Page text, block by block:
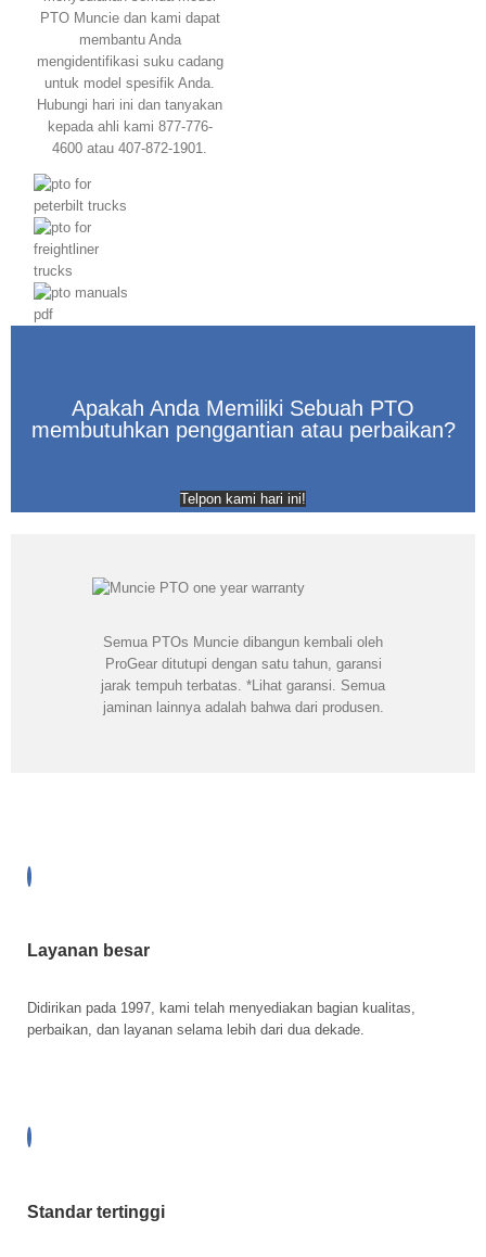
PTO Muncie dan kami dapat
membantu Anda
mengidentifikasi suku cadang
untuk model spesifik Anda.
Hubungi hari ini dan tanyakan
kepada ahli kami 877-776-
4600 atau 407-872-1901.
Apakah Anda Memiliki Sebuah PTO
membutuhkan penggantian atau perbaikan?
Telpon kami hari ini!
Semua PTOs Muncie dibangun kembali oleh
ProGear ditutupi dengan satu tahun, garansi
jarak tempuh terbatas. *Lihat garansi. Semua
jaminan lainnya adalah bahwa dari produsen.
Layanan besar
Didirikan pada 1997, kami telah menyediakan bagian kualitas,
perbaikan, dan layanan selama lebih dari dua dekade.
Standar tertinggi